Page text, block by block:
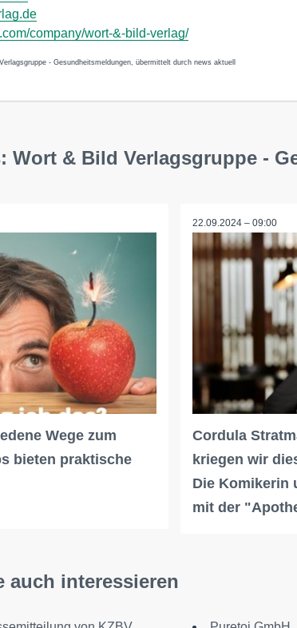
company/wort-&-bild-verlag/
- Gesundheitsmeldungen, übermittelt durch news aktuell
Wort & Bild Verlagsgruppe -
Wege zum
bieten praktische
22.09.2024 – 09:00
Cordula
kriegen wir
Die Komikerin
mit der
auch interessieren